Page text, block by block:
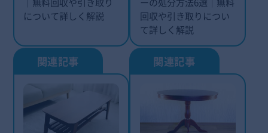
について詳しく解説
回収や引き取りについ
て詳しく解説